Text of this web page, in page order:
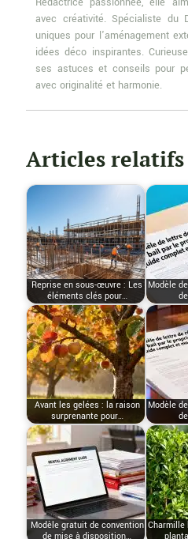
avec créativité. Spécialiste du
uniques pour l'aménagement
idées déco inspirantes.
ses astuces et conseils pour
avec originalité et harmonie.
Articles relatifs
Reprise en sous-œuvre : Les
éléments clés pour…
Modèle
Avant les gelées : la raison
surprenante pour…
Modèle
Modèle gratuit de convention
de mise à disposition…
Charmille